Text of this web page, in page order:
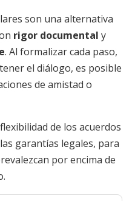
son una alternativa
rigor documental y
. Al formalizar cada paso,
el diálogo, es posible
de amistad o
de los acuerdos
garantías legales, para
por encima de